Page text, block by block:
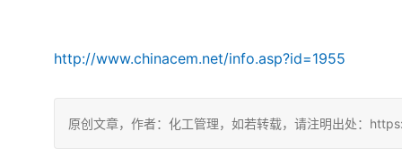
http://www.chinacem.net/info.asp?id=1955
原创文章，作者：化工管理，如若转载，请注明出处：